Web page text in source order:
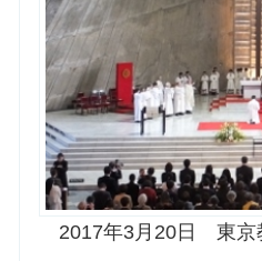
ご利用にあたって
交通・アクセス
2017年3月20日 東京